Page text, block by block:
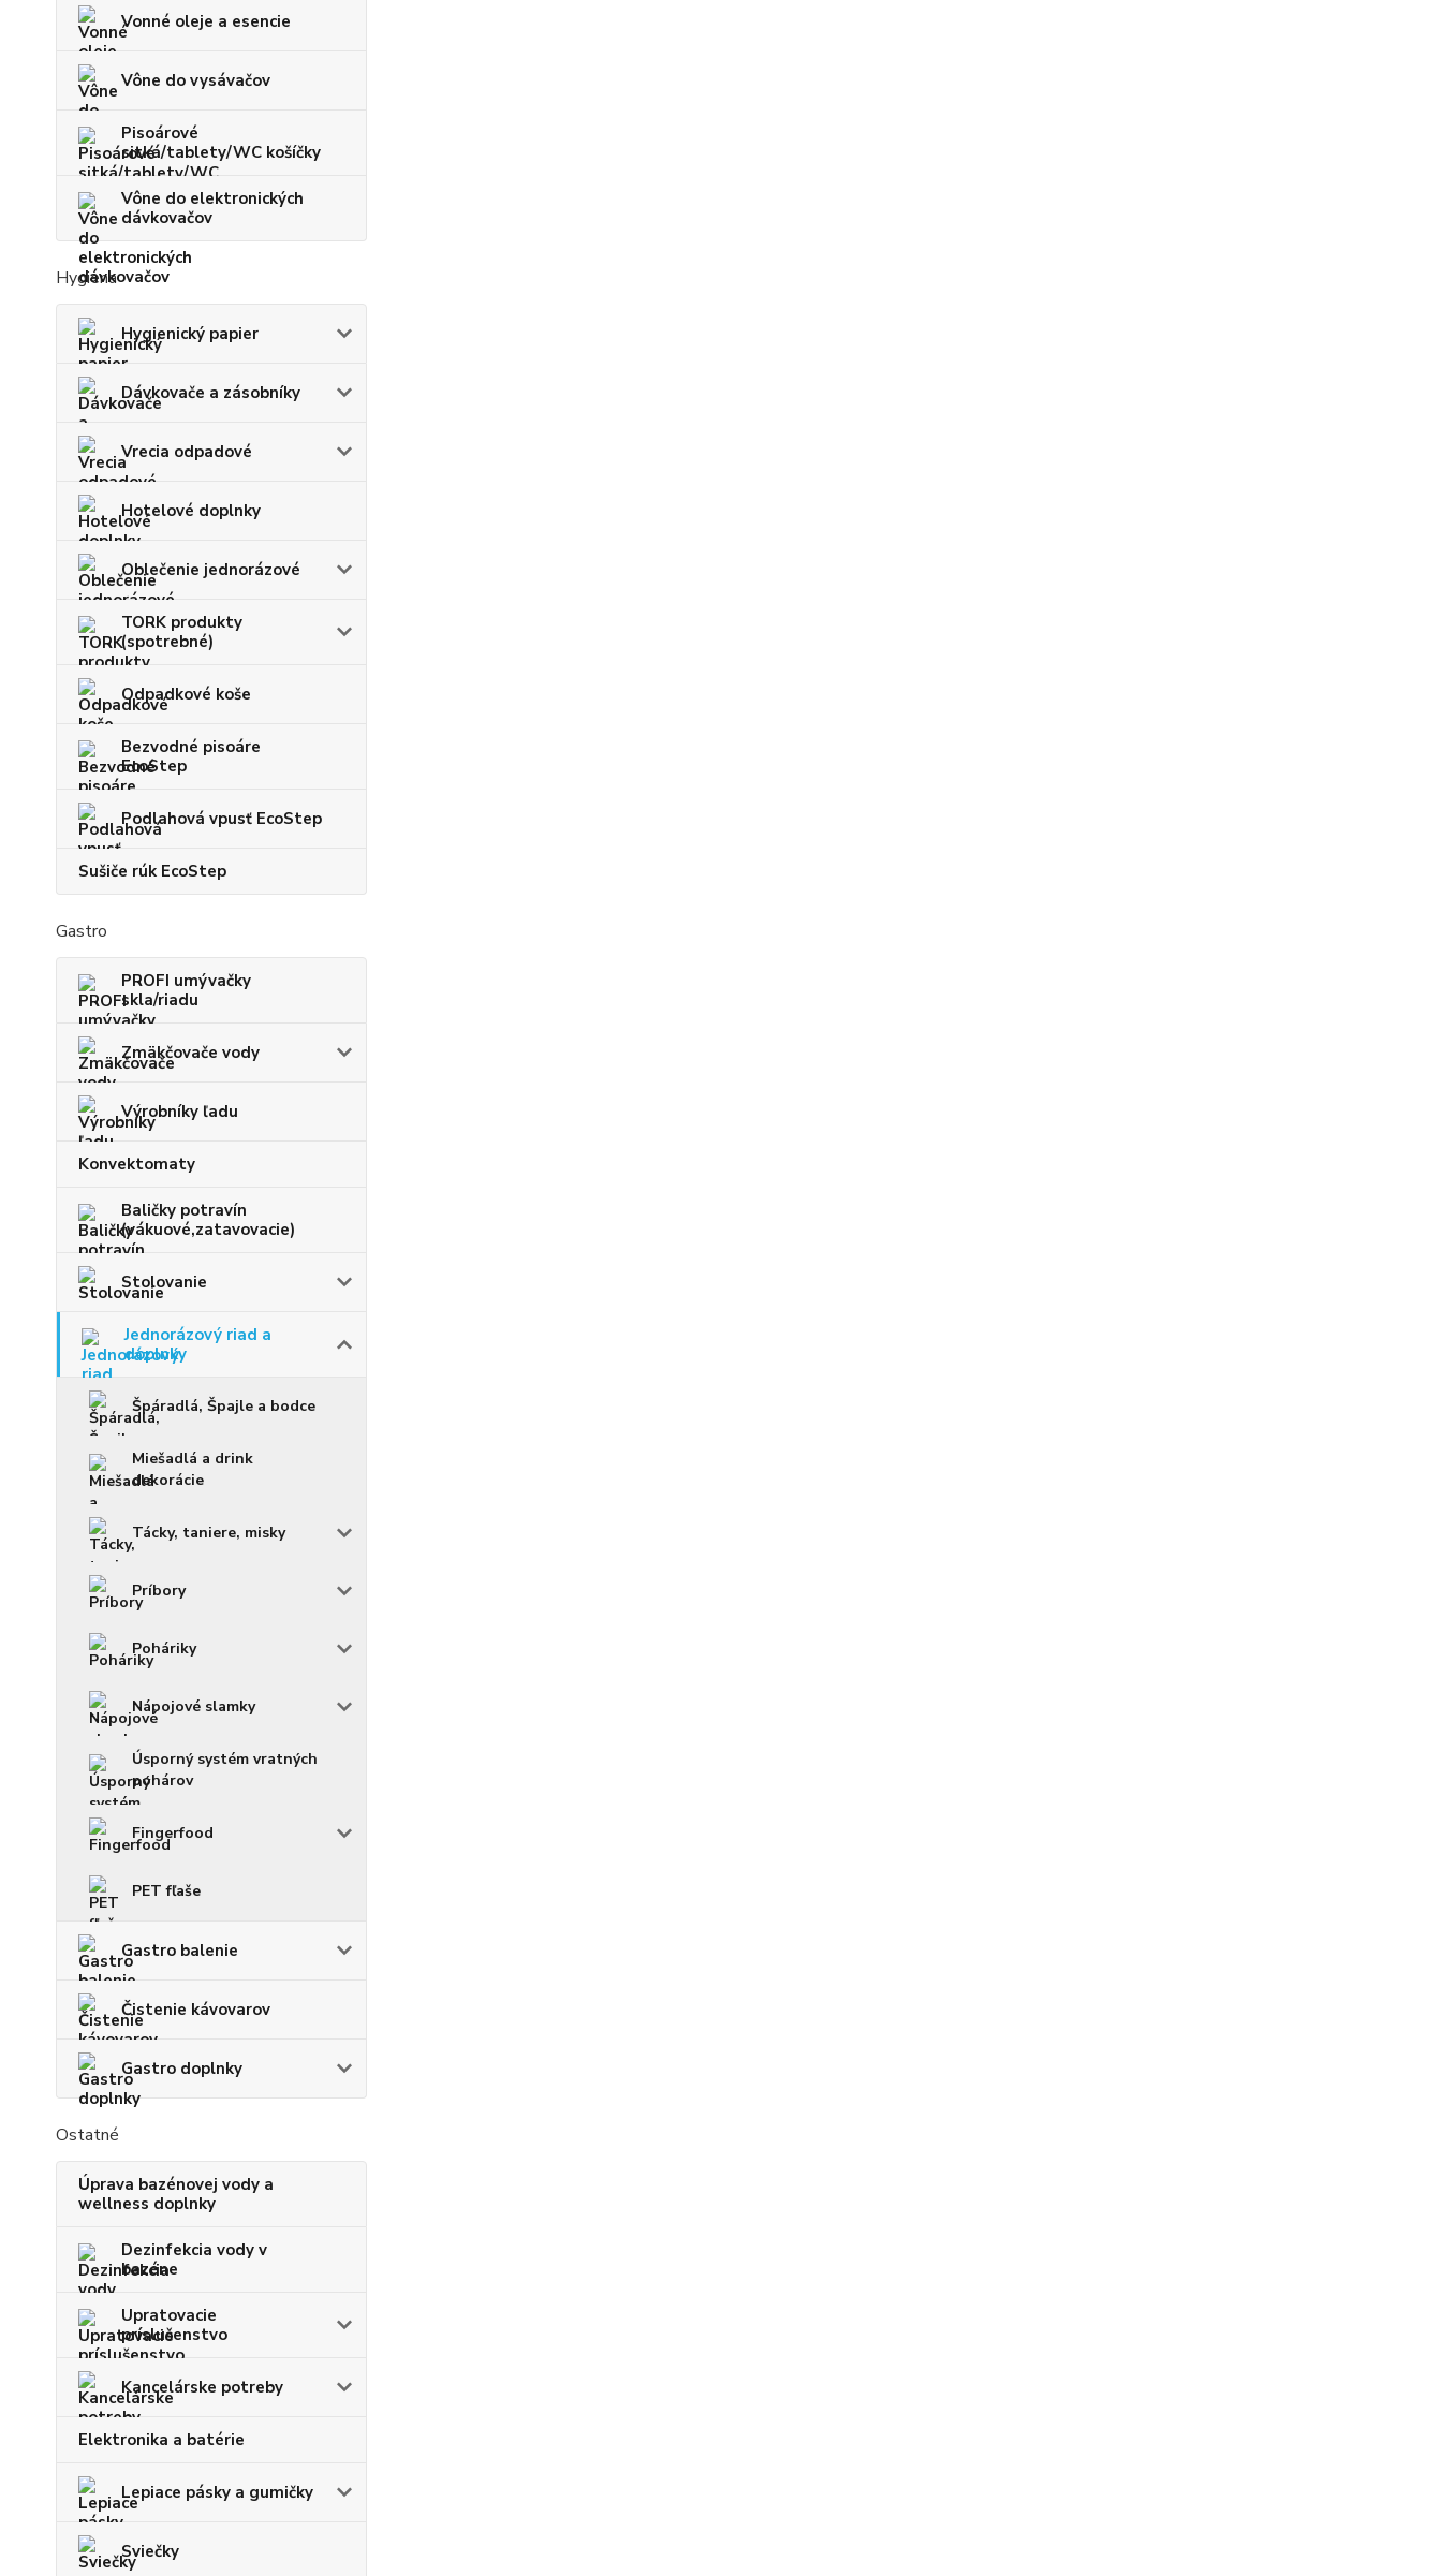
Vonné oleje a esencie
Vône do vysávačov
Pisoárové
sitká/tablety/WC košíčky
Vône do elektronických
dávkovačov
Hygiena
Hygienický papier
Dávkovače a zásobníky
Vrecia odpadové
Hotelové doplnky
Oblečenie jednorázové
TORK produkty
(spotrebné)
Odpadkové koše
Bezvodné pisoáre
EcoStep
Podlahová vpusť EcoStep
Sušiče rúk EcoStep
Gastro
PROFI umývačky
skla/riadu
Zmäkčovače vody
Výrobníky ľadu
Konvektomaty
Baličky potravín
(vákuové,zatavovacie)
Stolovanie
Jednorázový riad a
doplnky
Špáradlá, Špajle a bodce
Miešadlá a drink
dekorácie
Tácky, taniere, misky
Príbory
Poháriky
Nápojové slamky
Úsporný systém vratných
pohárov
Fingerfood
PET fľaše
Gastro balenie
Čistenie kávovarov
Gastro doplnky
Ostatné
Úprava bazénovej vody a
wellness doplnky
Dezinfekcia vody v
bazéne
Upratovacie
príslušenstvo
Kancelárske potreby
Elektronika a batérie
Lepiace pásky a gumičky
Sviečky